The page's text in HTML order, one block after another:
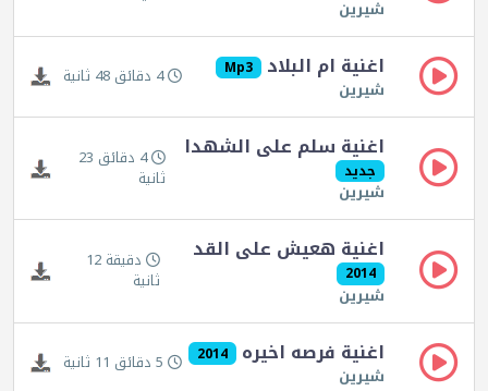
شيرين
اغنية ام البلاد Mp3
شيرين 4 دقائق 48 ثانية
اغنية سلم على الشهدا
جديد
شيرين
4 دقائق 23
ثانية
اغنية هعيش على القد
2014
شيرين
دقيقة 12
ثانية
اغنية فرصه اخيره 2014
شيرين 5 دقائق 11 ثانية